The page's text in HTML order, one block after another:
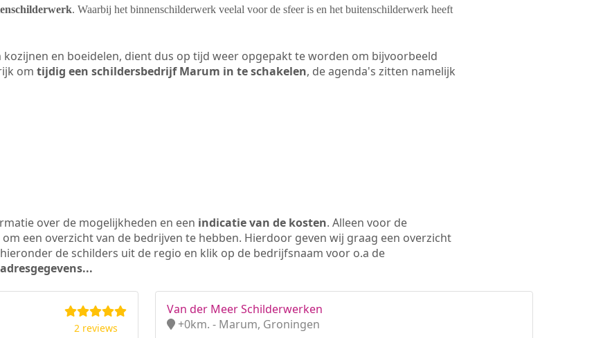
. Waarbij het binnenschilderwerk veelal voor de sfeer is en het buitenschilderwerk heeft
en boeidelen, dient dus op tijd weer opgepakt te worden om bijvoorbeeld
om tijdig een schildersbedrijf Marum in te schakelen, de agenda's zitten namelijk
over de mogelijkheden en een indicatie van de kosten. Alleen voor de
een overzicht van de bedrijven te hebben. Hierdoor geven wij graag een overzicht
de schilders uit de regio en klik op de bedrijfsnaam voor o.a de
2 reviews
Van der Meer Schilderwerken
+0km. - Marum, Groningen